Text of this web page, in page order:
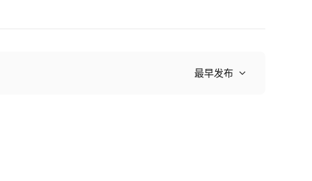
最早发布